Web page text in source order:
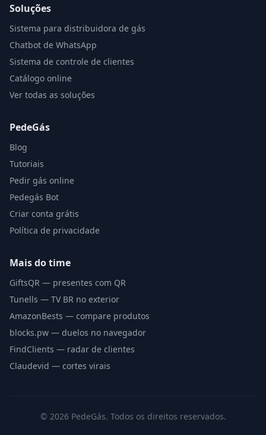
Soluções
Sistema para distribuidora de gás
Chatbot de WhatsApp
Sistema de controle de clientes
Catálogo online
Ver todas as soluções
PedeGás
Blog
Tutoriais
Pedir gás online
Pedegás Bot
Criar conta grátis
Política de privacidade
Mais do time
GiftsQR — presentes com QR
Tunells — TV BR no exterior
AmazonBests — compare produtos
blocks.pw — duelos no navegador
FindClients — radar de clientes
Claudevid — cortes virais
© 2026PedeGás. Todos os direitos reservados.